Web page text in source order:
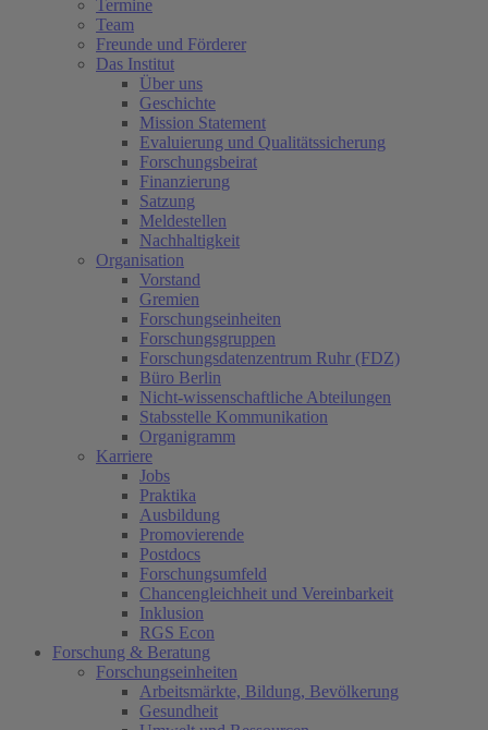
Termine
Team
Freunde und Förderer
Das Institut
Über uns
Geschichte
Mission Statement
Evaluierung und Qualitätssicherung
Forschungsbeirat
Finanzierung
Satzung
Meldestellen
Nachhaltigkeit
Organisation
Vorstand
Gremien
Forschungseinheiten
Forschungsgruppen
Forschungsdatenzentrum Ruhr (FDZ)
Büro Berlin
Nicht-wissenschaftliche Abteilungen
Stabsstelle Kommunikation
Organigramm
Karriere
Jobs
Praktika
Ausbildung
Promovierende
Postdocs
Forschungsumfeld
Chancengleichheit und Vereinbarkeit
Inklusion
RGS Econ
Forschung & Beratung
Forschungseinheiten
Arbeitsmärkte, Bildung, Bevölkerung
Gesundheit